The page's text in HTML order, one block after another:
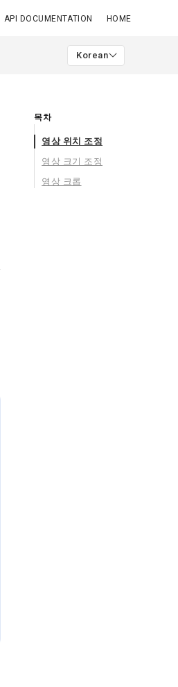
API DOCUMENTATION HOME
Korean
목차
영상 위치 조정
영상 크기 조정
영상 크롭